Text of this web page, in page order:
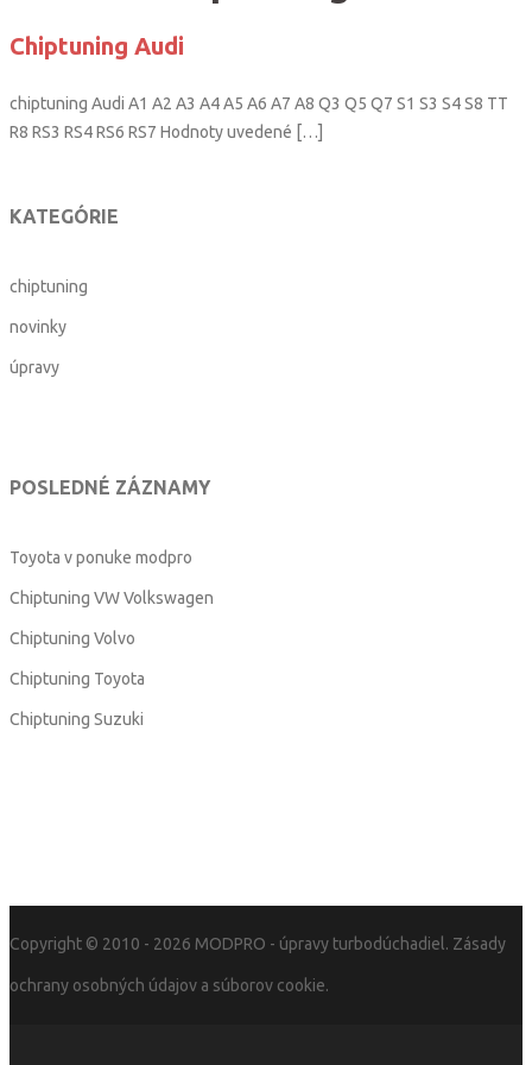
Chiptuning Audi
chiptuning Audi A1 A2 A3 A4 A5 A6 A7 A8 Q3 Q5 Q7 S1 S3 S4 S8 TT
R8 RS3 RS4 RS6 RS7 Hodnoty uvedené […]
KATEGÓRIE
chiptuning
novinky
úpravy
POSLEDNÉ ZÁZNAMY
Toyota v ponuke modpro
Chiptuning VW Volkswagen
Chiptuning Volvo
Chiptuning Toyota
Chiptuning Suzuki
Copyright © 2010 - 2026 MODPRO - úpravy turbodúchadiel. Zásady
ochrany osobných údajov a súborov cookie.